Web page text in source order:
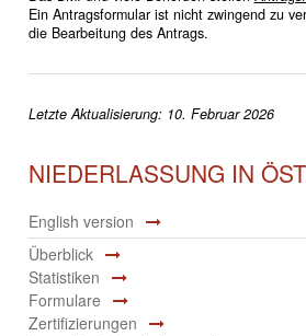
Ein Antragsformular ist nicht zwingend zu
die Bearbeitung des Antrags.
Letzte Aktualisierung: 10. Februar 2026
NIEDERLASSUNG IN
English version
Überblick
Statistiken
Formulare
Zertifizierungen